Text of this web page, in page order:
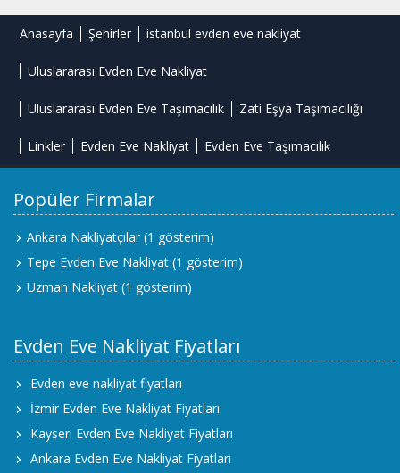
Anasayfa Şehirler istanbul evden eve nakliyat
Uluslararası Evden Eve Nakliyat
Uluslararası Evden Eve Taşımacılık Zati Eşya Taşımacılığı
Linkler Evden Eve Nakliyat Evden Eve Taşımacılık
Popüler Firmalar
Ankara Nakliyatçılar (1 gösterim)
Tepe Evden Eve Nakliyat (1 gösterim)
Uzman Nakliyat (1 gösterim)
Evden Eve Nakliyat Fiyatları
Evden eve nakliyat fiyatları
İzmir Evden Eve Nakliyat Fiyatları
Kayseri Evden Eve Nakliyat Fiyatları
Ankara Evden Eve Nakliyat Fiyatları